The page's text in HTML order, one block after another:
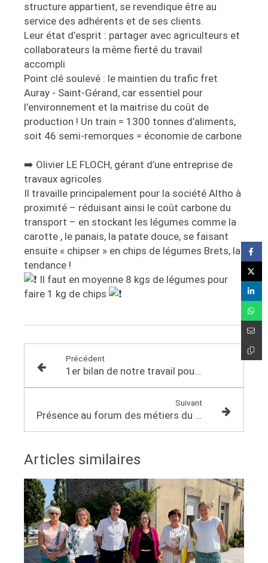
structure appartient, se revendique être au
service des adhérents et de ses clients.
Leur état d’esprit : partager avec agriculteurs et
collaborateurs la même fierté du travail
accompli
Point clé soulevé : le maintien du trafic fret
Auray - Saint-Gérand, car essentiel pour
l’environnement et la maitrise du coût de
production ! Un train = 1300 tonnes d’aliments,
soit 46 semi-remorques = économie de carbone
➡️ Olivier LE FLOCH, gérant d’une entreprise de
travaux agricoles
Il travaille principalement pour la société Altho à
proximité – réduisant ainsi le coût carbone du
transport – en stockant les légumes comme la
carotte , le panais, la patate douce, se faisant
ensuite « chipser » en chips de légumes Brets, la
tendance !
Il faut en moyenne 8 kgs de légumes pour
faire 1 kg de chips
Précédent
1er bilan de notre travail pour l’égalité femmes-hommes depuis 2017
Suivant
Présence au forum des métiers du collège Mathurin Martin de Baud
Articles similaires